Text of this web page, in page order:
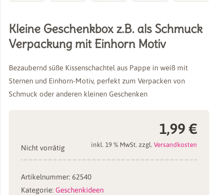
Kleine Geschenkbox z.B. als Schmuck
Verpackung mit Einhorn Motiv
Bezaubernd süße Kissenschachtel aus Pappe in weiß mit
Sternen und Einhorn-Motiv, perfekt zum Verpacken von
Schmuck oder anderen kleinen Geschenken
1,99€
inkl. 19 % MwSt. zzgl.Versandkosten
Nicht vorrätig
Artikelnummer: 62540
Kategorie: Geschenkideen